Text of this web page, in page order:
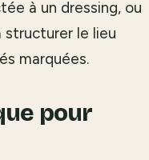
à un dressing, ou
structurer le lieu
marquées.
pour